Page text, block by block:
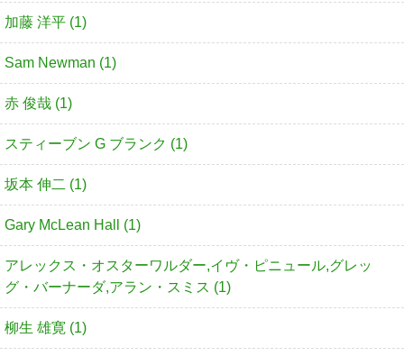
加藤 洋平 (1)
Sam Newman (1)
赤 俊哉 (1)
スティーブン G ブランク (1)
坂本 伸二 (1)
Gary McLean Hall (1)
アレックス・オスターワルダー,イヴ・ピニュール,グレッ
グ・バーナーダ,アラン・スミス (1)
柳生 雄寛 (1)